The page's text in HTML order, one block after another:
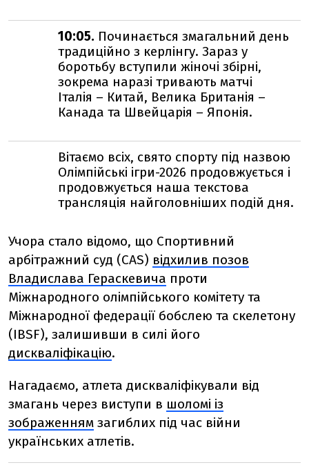
10:05. Починається змагальний день
традиційно з керлінгу. Зараз у
боротьбу вступили жіночі збірні,
зокрема наразі тривають матчі
Італія – Китай, Велика Британія –
Канада та Швейцарія – Японія.
Вітаємо всіх, свято спорту під назвою
Олімпійські ігри-2026 продовжується і
продовжується наша текстова
трансляція найголовніших подій дня.
Учора стало відомо, що Спортивний
арбітражний суд (CAS) відхилив позов
Владислава Гераскевича проти
Міжнародного олімпійського комітету та
Міжнародної федерації бобслею та скелетону
(IBSF), залишивши в силі його
дискваліфікацію.
Нагадаємо, атлета дискваліфікували від
змагань через виступи в шоломі із
зображенням загиблих під час війни
українських атлетів.